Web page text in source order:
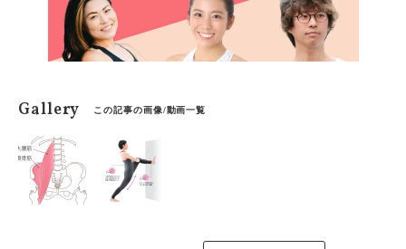
Gallery この記事の画像/動画一覧